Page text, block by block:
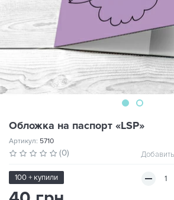
Обложка на паспорт «LSP»
Артикул: 5710
(0)
100 + купили